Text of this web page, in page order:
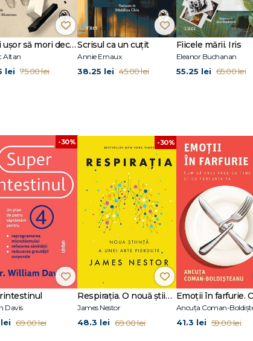
E mai ușor să mori decât să iubești (seria Cvartetul Otoman, vol.3)
Altan
lei 75.00 lei
Scrisul ca un cuțit
Annie Ernaux
38.25 lei 45.00 lei
Fiicele mării. Iris
Eleanor Buchanan
55.25 lei 65.00 lei
-30%
Davis
69.00 lei
-30%
Respirația. O nouă știință a unei arte pierdute
James Nestor
48.3 lei 69.00 lei
Ancuța Coman-
41.3 lei 59.00 lei